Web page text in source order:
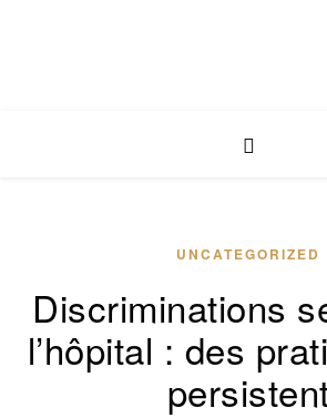
UNCATEGORIZED
Discriminations
l’hôpital : des